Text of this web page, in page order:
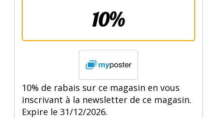
10%
10% de rabais sur ce magasin en vous
inscrivant à la newsletter de ce magasin.
Expire le 31/12/2026.